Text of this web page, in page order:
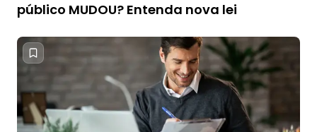
público MUDOU? Entenda nova lei